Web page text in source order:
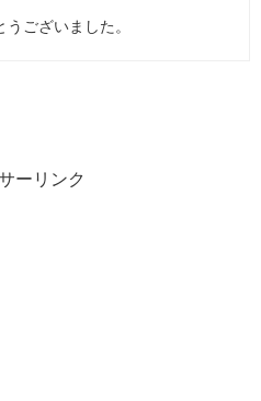
ございました。
ーリンク